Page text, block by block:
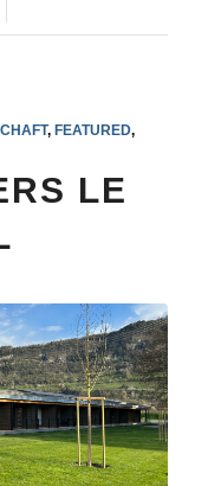
,FEATURED,
LE